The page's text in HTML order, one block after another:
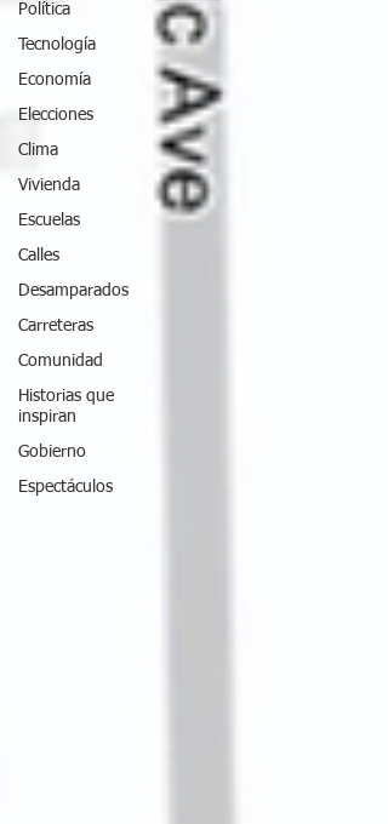
Política
Tecnología
Economía
Elecciones
Clima
Vivienda
Escuelas
Calles
Desamparados
Carreteras
Comunidad
Historias que
inspiran
Gobierno
Espectáculos